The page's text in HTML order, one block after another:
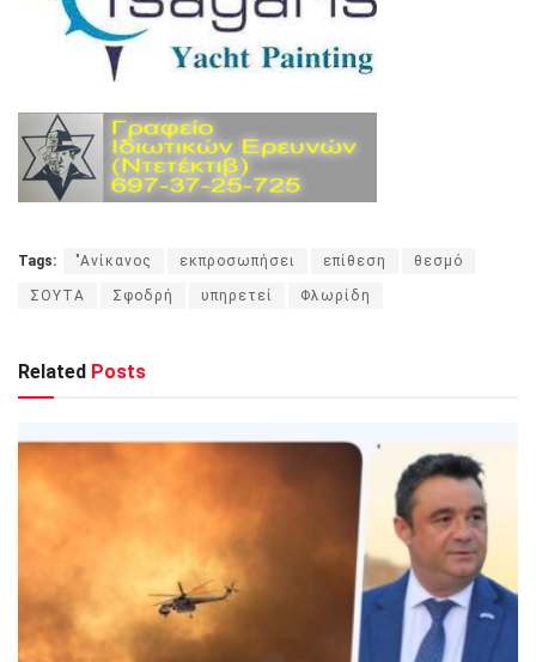
Tags: "Ανίκανος εκπροσωπήσει επίθεση θεσμό
ΣΟΥΤΑ Σφοδρή υπηρετεί Φλωρίδη
Related Posts